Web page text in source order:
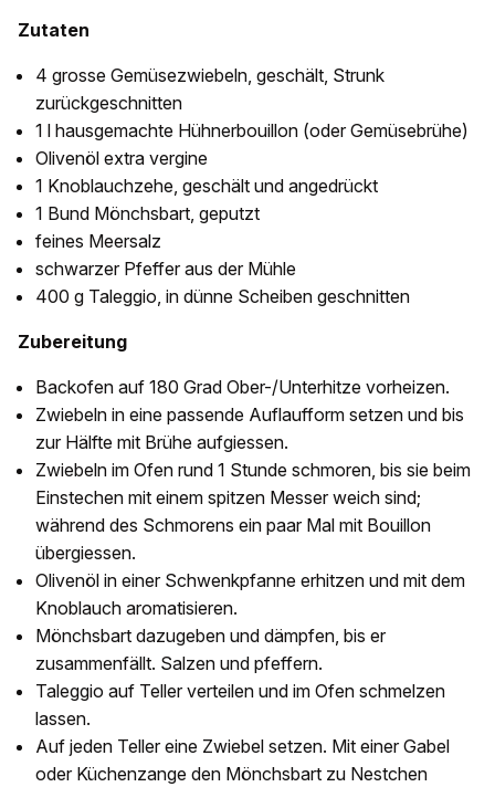
Zutaten
4 grosse Gemüsezwiebeln, geschält, Strunk
zurückgeschnitten
1 l hausgemachte Hühnerbouillon (oder Gemüsebrühe)
Olivenöl extra vergine
1 Knoblauchzehe, geschält und angedrückt
1 Bund Mönchsbart, geputzt
feines Meersalz
schwarzer Pfeffer aus der Mühle
400 g Taleggio, in dünne Scheiben geschnitten
Zubereitung
Backofen auf 180 Grad Ober-/Unterhitze vorheizen.
Zwiebeln in eine passende Auflaufform setzen und bis
zur Hälfte mit Brühe aufgiessen.
Zwiebeln im Ofen rund 1 Stunde schmoren, bis sie beim
Einstechen mit einem spitzen Messer weich sind;
während des Schmorens ein paar Mal mit Bouillon
übergiessen.
Olivenöl in einer Schwenkpfanne erhitzen und mit dem
Knoblauch aromatisieren.
Mönchsbart dazugeben und dämpfen, bis er
zusammenfällt. Salzen und pfeffern.
Taleggio auf Teller verteilen und im Ofen schmelzen
lassen.
Auf jeden Teller eine Zwiebel setzen. Mit einer Gabel
oder Küchenzange den Mönchsbart zu Nestchen